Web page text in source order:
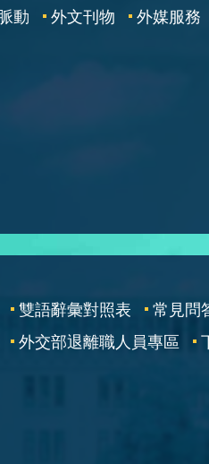
動 外文刊物 外媒服務
雙語辭彙對照表
常見問
外交部退離職人員專區